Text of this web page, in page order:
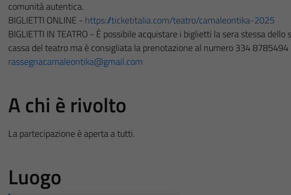
comunità autentica.
BIGLIETTI ONLINE - https://ticketitalia.com/teatro/camaleontika-2025
BIGLIETTI IN TEATRO - È possibile acquistare i biglietti la sera stessa dello
cassa del teatro ma è consigliata la prenotazione al numero 334 8785494
rassegnacamaleontika@gmail.com
A chi è rivolto
La partecipazione è aperta a tutti.
Luogo